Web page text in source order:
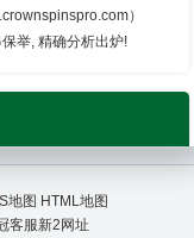
）
举, 精确分析出炉!
地图 HTML地图
客服新2网址